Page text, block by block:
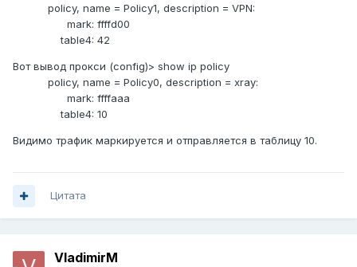
policy, name = Policy1, description = VPN:
mark: ffffd00
table4: 42
Вот вывод прокси (config)> show ip policy
policy, name = Policy0, description = xray:
mark: ffffaaa
table4: 10
Видимо трафик маркируется и отправляется в таблицу 10.
Цитата
VladimirM